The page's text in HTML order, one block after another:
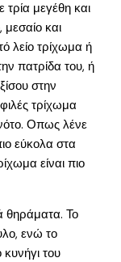
τρία μεγέθη και
και
λείο τρίχωμα ή
πατρίδα του, ή
στην
τρίχωμα
Οπως λένε
εύκολα στα
είναι πιο
θηράματα. Το
ενώ το
κυνήγι του